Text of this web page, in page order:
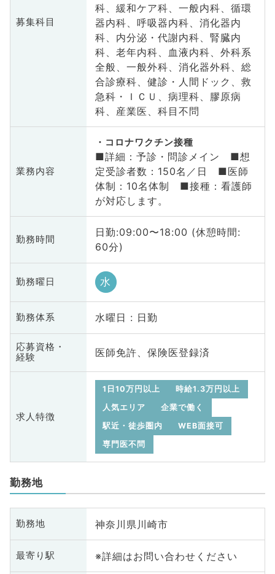
募集科目
科、緩和ケア科、一般内科、循環
器内科、呼吸器内科、消化器内
科、内分泌・代謝内科、腎臓内
科、老年内科、血液内科、外科系
全般、一般外科、消化器外科、総
合診療科、健診・人間ドック、救
急科・ＩＣＵ、病理科、膠原病
科、産業医、科目不問
業務内容
コロナワクチン接種
■詳細：予診・問診メイン ■想
定受診者数：150名／日 ■医師
体制：10名体制 ■接種：看護師
が対応します。
勤務時間
日勤:09:00〜18:00 (休憩時間:
60分)
勤務曜日 水
勤務体系 水曜日 : 日勤
応募資格・
経験
医師免許、保険医登録済
求人特徴
1日10万円以上
時給1.3万円以上
人気エリア
企業で働く
駅近・徒歩圏内
WEB面接可
専門医不問
勤務地
勤務地 神奈川県川崎市
最寄り駅 ※詳細はお問い合わせください